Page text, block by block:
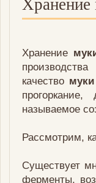
Хранение
Хранение
качество муки
называемое
Рассмотрим,
Существует
ферменты,